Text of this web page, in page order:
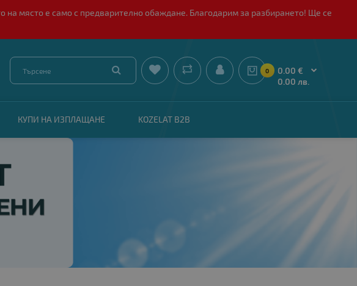
на място е само с предварително обаждане. Благодарим за разбирането! Ще се
 0

0.00 €
0.00 лв.
КУПИ НА ИЗПЛАЩАНЕ KOZELAT B2B